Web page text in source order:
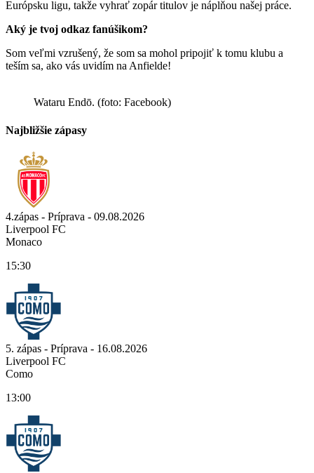
Európsku ligu, takže vyhrať zopár titulov je náplňou našej práce.
Aký je tvoj odkaz fanúšikom?
Som veľmi vzrušený, že som sa mohol pripojiť k tomu klubu a
teším sa, ako vás uvidím na Anfielde!
Wataru Endō. (foto: Facebook)
Najbližšie zápasy
4.zápas - Príprava - 09.08.2026
Liverpool FC
Monaco
15:30
5. zápas - Príprava - 16.08.2026
Liverpool FC
Como
13:00